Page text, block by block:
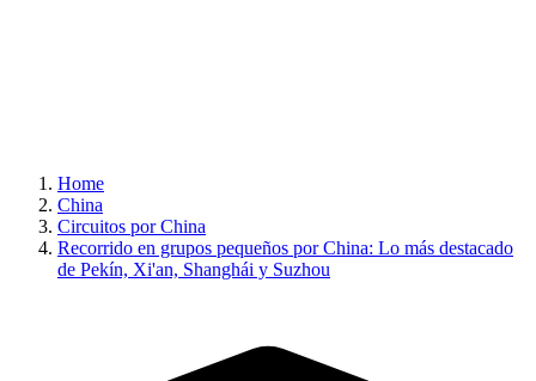
Home
China
Circuitos por China
Recorrido en grupos pequeños por China: Lo más destacado
de Pekín, Xi'an, Shanghái y Suzhou